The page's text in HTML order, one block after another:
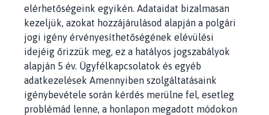
elérhetőségeink egyikén. Adataidat bizalmasan
kezeljük, azokat hozzájárulásod alapján a polgári
jogi igény érvényesíthetőségének elévülési
idejéig őrizzük meg, ez a hatályos jogszabályok
alapján 5 év. Ügyfélkapcsolatok és egyéb
adatkezelések Amennyiben szolgáltatásaink
igénybevétele során kérdés merülne fel, esetleg
problémád lenne, a honlapon megadott módokon